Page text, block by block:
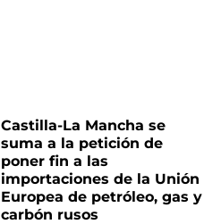
Castilla-La Mancha se
suma a la petición de
poner fin a las
importaciones de la Unión
Europea de petróleo, gas y
carbón rusos